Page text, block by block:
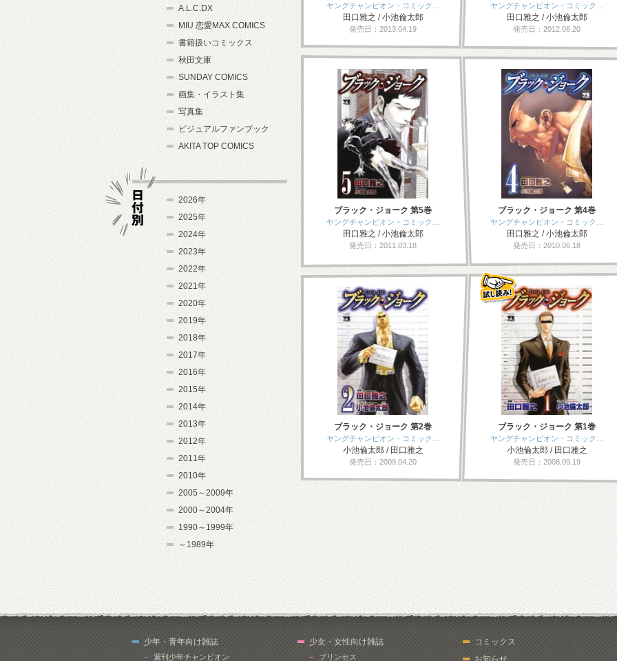
ヤングチャンピオン・コミック…
田口雅之 / 小池倫太郎
発売日：2013.04.19
ヤングチャンピオン・コミック…
田口雅之 / 小池倫太郎
発売日：2012.06.20
ブラック・ジョーク 第5巻
ヤングチャンピオン・コミック…
田口雅之 / 小池倫太郎
発売日：2011.03.18
ブラック・ジョーク 第4巻
ヤングチャンピオン・コミック…
田口雅之 / 小池倫太郎
発売日：2010.06.18
ブラック・ジョーク 第2巻
ヤングチャンピオン・コミック…
小池倫太郎 / 田口雅之
発売日：2009.04.20
ブラック・ジョーク 第1巻
ヤングチャンピオン・コミック…
小池倫太郎 / 田口雅之
発売日：2008.09.19
A.L.C.DX
MIU 恋愛MAX COMICS
書籍扱いコミックス
秋田文庫
SUNDAY COMICS
画集・イラスト集
写真集
ビジュアルファンブック
AKITA TOP COMICS
2026年
2025年
2024年
2023年
2022年
2021年
2020年
2019年
2018年
2017年
2016年
2015年
2014年
2013年
2012年
2011年
2010年
2005～2009年
2000～2004年
1990～1999年
～1989年
少年・青年向け雑誌
週刊少年チャンピオン
少女・女性向け雑誌
プリンセス
コミックス
お知らせ